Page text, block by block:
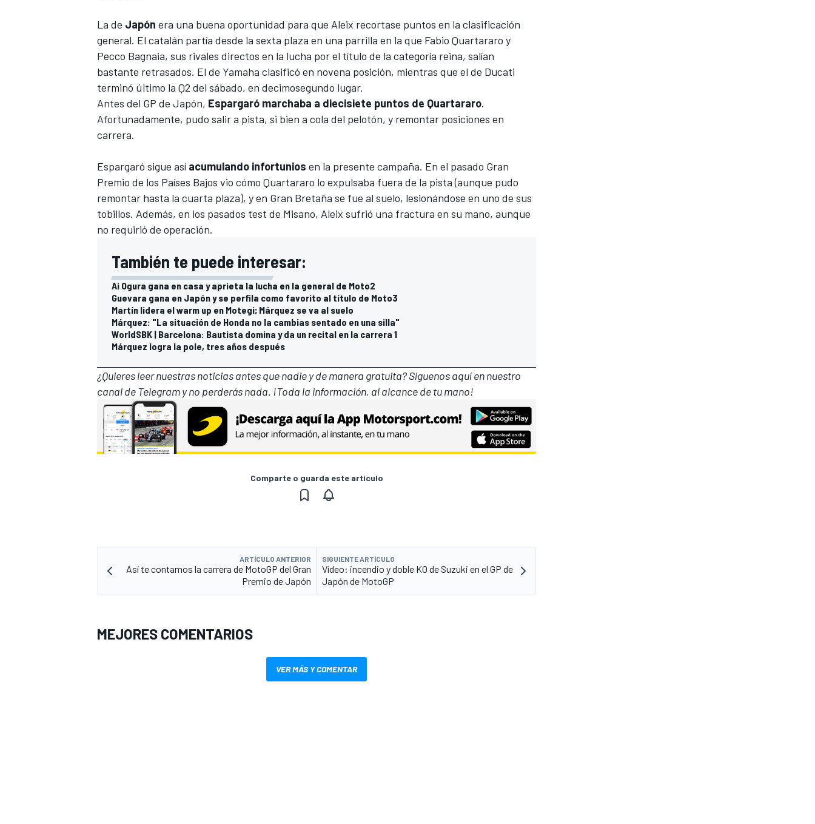
MÁS CATEGORÍAS
La de Japón era una buena oportunidad para que Aleix recortase puntos en la clasificación
general. El catalán partía desde la sexta plaza en una parrilla en la que Fabio Quartararo y
Pecco Bagnaia, sus rivales directos en la lucha por el título de la categoría reina, salían
bastante retrasados. El de Yamaha clasificó en novena posición, mientras que el de Ducati
terminó último la Q2 del sábado, en decimosegundo lugar.
Antes del GP de Japón, Espargaró marchaba a diecisiete puntos de Quartararo.
Afortunadamente, pudo salir a pista, si bien a cola del pelotón, y remontar posiciones en
carrera.
Espargaró sigue así acumulando infortunios en la presente campaña. En el pasado Gran
Premio de los Países Bajos vio cómo Quartararo lo expulsaba fuera de la pista (aunque pudo
remontar hasta la cuarta plaza), y en Gran Bretaña se fue al suelo, lesionándose en uno de sus
tobillos. Además, en los pasados test de Misano, Aleix sufrió una fractura en su mano, aunque
no requirió de operación.
También te puede interesar:
Ai Ogura gana en casa y aprieta la lucha en la general de Moto2
Guevara gana en Japón y se perfila como favorito al título de Moto3
Martín lidera el warm up en Motegi; Márquez se va al suelo
Márquez: "La situación de Honda no la cambias sentado en una silla"
WorldSBK | Barcelona: Bautista domina y da un recital en la carrera 1
Márquez logra la pole, tres años después
¿Quieres leer nuestras noticias antes que nadie y de manera gratuita? Síguenosaquí en nuestro
canal de Telegramy no perderás nada. ¡Toda la información, al alcance de tu mano!
Comparte o guarda este artículo
ARTÍCULO ANTERIOR
Así te contamos la carrera de MotoGP del Gran
Premio de Japón
SIGUIENTE ARTÍCULO
Vídeo: incendio y doble KO de Suzuki en el GP de
Japón de MotoGP
MEJORES COMENTARIOS
VER MÁS Y COMENTAR